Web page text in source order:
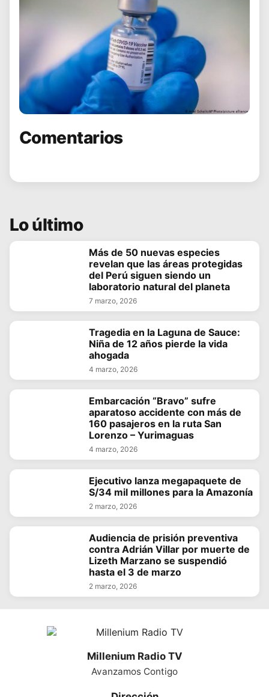
Comentarios
Lo último
Más de 50 nuevas especies
revelan que las áreas protegidas
del Perú siguen siendo un
laboratorio natural del planeta
7 marzo, 2026
Tragedia en la Laguna de Sauce:
Niña de 12 años pierde la vida
ahogada
4 marzo, 2026
Embarcación “Bravo” sufre
aparatoso accidente con más de
160 pasajeros en la ruta San
Lorenzo – Yurimaguas
4 marzo, 2026
Ejecutivo lanza megapaquete de
S/34 mil millones para la Amazonía
2 marzo, 2026
Audiencia de prisión preventiva
contra Adrián Villar por muerte de
Lizeth Marzano se suspendió
hasta el 3 de marzo
2 marzo, 2026
Millenium Radio TV
Avanzamos Contigo